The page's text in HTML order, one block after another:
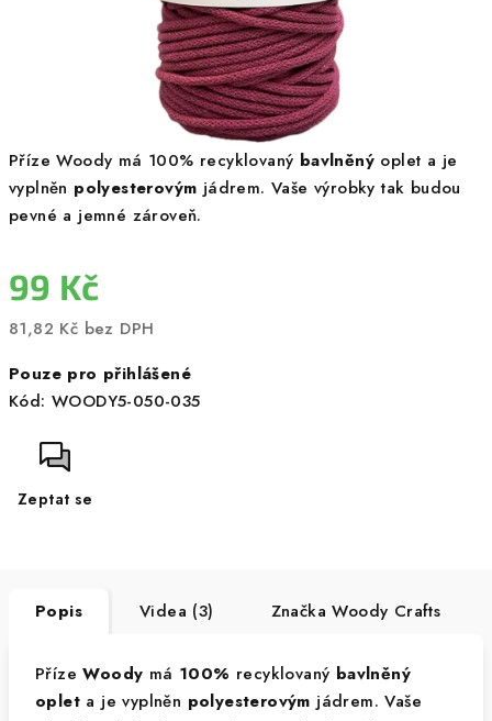
Příze Woody má 100% recyklovaný bavlněný oplet a je
vyplněn polyesterovým jádrem. Vaše výrobky tak budou
pevné a jemné zároveň.
99 Kč
81,82 Kč bez DPH
cena:
Pouze pro přihlášené
Kód: WOODY5-050-035
Zeptat se
Popis Videa (3) Značka Woody Crafts
PřízeWoody má 100% recyklovaný bavlněný
oplet a je vyplněn polyesterovým jádrem. Vaše